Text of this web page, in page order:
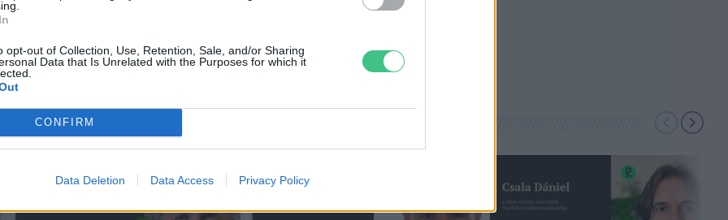
opt-out of Collection, Use, Retention, Sale, and/or Sharing
Data that Is Unrelated with the Purposes for which it
CONFIRM
Data Deletion Data Access Privacy Policy